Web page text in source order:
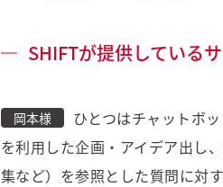
SHIFTが提供している
岡本様
ひとつはチャットボ
を利用した企画・アイデア出し
集など）を参照とした質問に対